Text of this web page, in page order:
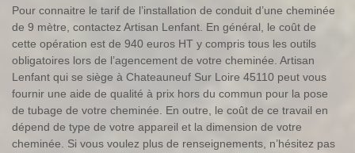
Pour connaitre le tarif de l’installation de conduit d’une cheminée
de 9 mètre, contactez Artisan Lenfant. En général, le coût de
cette opération est de 940 euros HT y compris tous les outils
obligatoires lors de l’agencement de votre cheminée. Artisan
Lenfant qui se siège à Chateauneuf Sur Loire 45110 peut vous
fournir une aide de qualité à prix hors du commun pour la pose
de tubage de votre cheminée. En outre, le coût de ce travail en
dépend de type de votre appareil et la dimension de votre
cheminée. Si vous voulez plus de renseignements, n’hésitez pas